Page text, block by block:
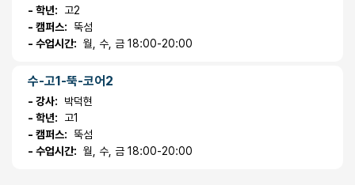
- 학년:
고2
- 캠퍼스:
뚝섬
- 수업시간: 월, 수, 금 18:00-20:00
수-고1-뚝-코어2
- 강사:
박덕현
- 학년:
고1
- 캠퍼스:
뚝섬
- 수업시간: 월, 수, 금 18:00-20:00